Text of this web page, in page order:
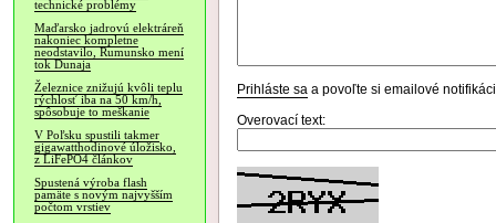
technické problémy
Maďarsko jadrovú elektráreň
nakoniec kompletne
neodstavilo, Rumunsko mení
tok Dunaja
Železnice znižujú kvôli teplu
rýchlosť iba na 50 km/h,
spôsobuje to meškanie
V Poľsku spustili takmer
gigawatthodinové úložisko,
z LiFePO4 článkov
Spustená výroba flash
pamäte s novým najvyšším
počtom vrstiev
Prihláste sa a povoľte si emailové
Overovací text: